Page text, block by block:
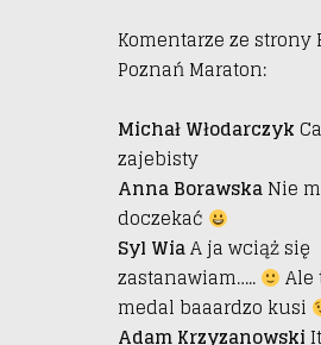
Komentarze ze strony
Poznań Maraton:
Michał Włodarczyk
zajebisty
Anna BorawskaNie
doczekać
Syl WiaA ja wciąż się
zastanawiam…..
Ale
medal baaardzo kusi
Adam Krzyzanowski